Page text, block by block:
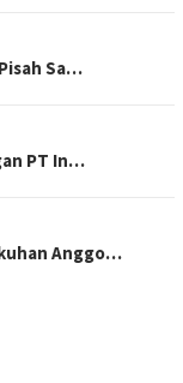
Sa…
PT In…
Anggo…